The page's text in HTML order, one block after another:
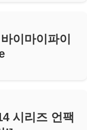
이마이파이
시리즈 언팩